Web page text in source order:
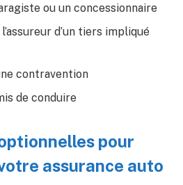
ou un concessionnaire
d’un tiers impliqué
contravention
de conduire
pour
assurance auto